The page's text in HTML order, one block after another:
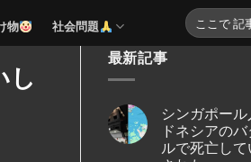
物 社会問題
し
最新記事
シンガポー
ドネシアの
ルで死亡し